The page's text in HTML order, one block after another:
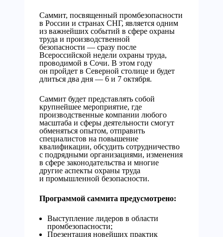
Саммит, посвященный промбезопасности
в России и странах СНГ, является одним
из важнейших событий в сфере охраны
труда и производственной
безопасности — сразу после
Всероссийской недели охраны труда,
проводимой в Сочи. В этом году
он пройдет в Северной столице и будет
длиться два дня — 6 и 7 октября.
Саммит будет представлять собой
крупнейшее мероприятие, где
производственные компании любого
масштаба и сферы деятельности смогут
обменяться опытом, отправить
специалистов на повышение
квалификации, обсудить сотрудничество
с подрядными организациями, изменения
в сфере законодательства и многие
другие аспекты охраны труда
и промышленной безопасности.
Программой саммита предусмотрено:
Выступление лидеров в области
промбезопасности;
Презентация новейших практик